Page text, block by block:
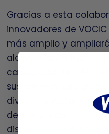
Gracias a esta
innovadores de
más amplio y
alcance en el
capacidad de OAS
sus clientes una
diversa, satisfaciendo
demanda de ayudas
dispositivos médicos